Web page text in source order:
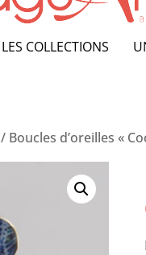
LES COLLECTIONS
/ Boucles d’oreilles «